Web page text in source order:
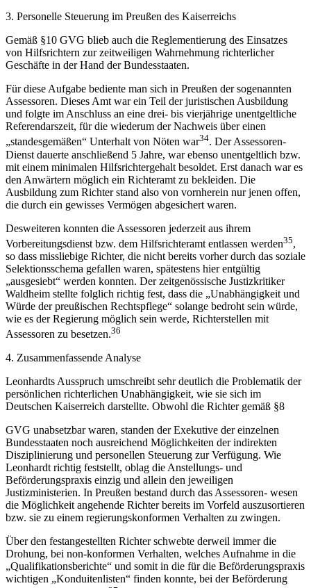
3. Personelle Steuerung im Preußen des Kaiserreichs
Gemäß §10 GVG blieb auch die Reglementierung des Einsatzes
von Hilfsrichtern zur zeitweiligen Wahrnehmung richterlicher
Geschäfte in der Hand der Bundesstaaten.
Für diese Aufgabe bediente man sich in Preußen der sogenannten
Assessoren. Dieses Amt war ein Teil der juristischen Ausbildung
und folgte im Anschluss an eine drei- bis vierjährige unentgeltliche
Referendarszeit, für die wiederum der Nachweis über einen
„standesgemäßen“ Unterhalt von Nöten war34. Der Assessoren-
Dienst dauerte anschließend 5 Jahre, war ebenso unentgeltlich bzw.
mit einem minimalen Hilfsrichtergehalt besoldet. Erst danach war es
den Anwärtern möglich ein Richteramt zu bekleiden. Die
Ausbildung zum Richter stand also von vornherein nur jenen offen,
die durch ein gewisses Vermögen abgesichert waren.
Desweiteren konnten die Assessoren jederzeit aus ihrem
Vorbereitungsdienst bzw. dem Hilfsrichteramt entlassen werden35,
so dass missliebige Richter, die nicht bereits vorher durch das soziale
Selektionsschema gefallen waren, spätestens hier entgültig
„ausgesiebt“ werden konnten. Der zeitgenössische Justizkritiker
Waldheim stellte folglich richtig fest, dass die „Unabhängigkeit und
Würde der preußischen Rechtspflege“ solange bedroht sein würde,
wie es der Regierung möglich sein werde, Richterstellen mit
Assessoren zu besetzen.36
4. Zusammenfassende Analyse
Leonhardts Ausspruch umschreibt sehr deutlich die Problematik der
persönlichen richterlichen Unabhängigkeit, wie sie sich im
Deutschen Kaiserreich darstellte. Obwohl die Richter gemäß §8
GVG unabsetzbar waren, standen der Exekutive der einzelnen
Bundesstaaten noch ausreichend Möglichkeiten der indirekten
Disziplinierung und personellen Steuerung zur Verfügung. Wie
Leonhardt richtig feststellt, oblag die Anstellungs- und
Beförderungspraxis einzig und allein den jeweiligen
Justizministerien. In Preußen bestand durch das Assessoren- wesen
die Möglichkeit angehende Richter bereits im Vorfeld auszusortieren
bzw. sie zu einem regierungskonformen Verhalten zu zwingen.
Über den festangestellten Richter schwebte derweil immer die
Drohung, bei non-konformen Verhalten, welches Aufnahme in die
„Qualifikationsberichte“ und somit in die für die Beförderungspraxis
wichtigen „Konduitenlisten“ finden konnte, bei der Beförderung